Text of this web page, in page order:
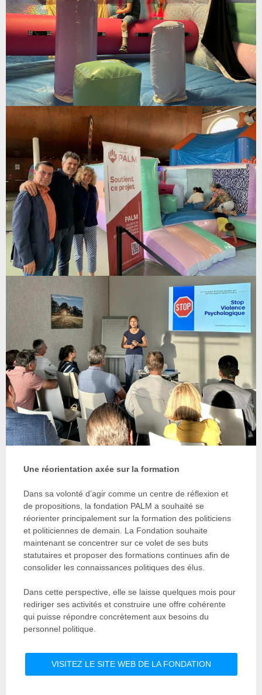
Une réorientation axée sur la formation
Dans sa volonté d’agir comme un centre de réflexion et
de propositions, la fondation PALM a souhaité se
réorienter principalement sur la formation des politiciens
et politiciennes de demain. La Fondation souhaite
maintenant se concentrer sur ce volet de ses buts
statutaires et proposer des formations continues afin de
consolider les connaissances politiques des élus.
Dans cette perspective, elle se laisse quelques mois pour
rediriger ses activités et construire une offre cohérente
qui puisse répondre concrètement aux besoins du
personnel politique.
VISITEZ LE SITE WEB DE LA FONDATION